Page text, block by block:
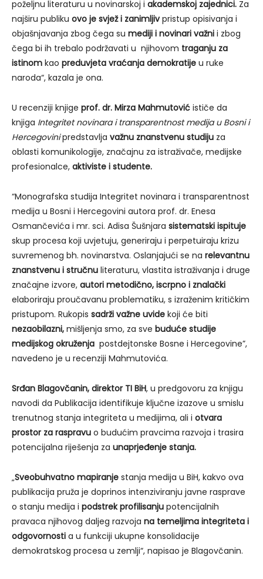
poželjnu literaturu u novinarskoj i akademskoj zajednici. Za
najširu publiku ovo je svjež i zanimljivpristup opisivanja i
objašnjavanja zbog čega su mediji i novinari važni i zbog
čega bi ih trebalo podržavati u njihovom traganju za
istinom kao preduvjeta vraćanja demokratije u ruke
naroda“, kazala je ona.
U recenziji knjige prof. dr. Mirza Mahmutović ističe da
knjiga Integritet novinara i transparentnost medija u Bosni i
Hercegovinipredstavlja važnu znanstvenu studiju za
oblasti komunikologije, značajnu za istraživače, medijske
profesionalce, aktiviste i studente.
“Monografska studija Integritet novinara i transparentnost
medija u Bosni i Hercegovini autora prof. dr. Enesa
Osmančevića i mr. sci. Adisa Šušnjara sistematski ispituje
skup procesa koji uvjetuju, generiraju i perpetuiraju krizu
suvremenog bh. novinarstva. Oslanjajući se na relevantnu
znanstvenu i stručnu literaturu, vlastita istraživanja i druge
značajne izvore, autori metodično, iscrpno i znalački
elaboriraju proučavanu problematiku, s izraženim kritičkim
pristupom. Rukopis sadrži važne uvide koji će biti
nezaobilazni, mišljenja smo, za sve buduće studije
medijskog okruženja postdejtonske Bosne i Hercegovine”,
navedeno je u recenziji Mahmutovića.
Srđan Blagovčanin, direktor TI BiH, u predgovoru za knjigu
navodi da Publikacija identifikuje ključne izazove u smislu
trenutnog stanja integriteta u medijima, ali i otvara
prostor za raspravu o budućim pravcima razvoja i trasira
potencijalna riješenja za unaprjeđenje stanja.
„Sveobuhvatno mapiranje stanja medija u BiH, kakvo ova
publikacija pruža je doprinos intenziviranju javne rasprave
o stanju medija i podstrek profilisanju potencijalnih
pravaca njihovog daljeg razvoja na temeljima integriteta i
odgovornosti a u funkciji ukupne konsolidacije
demokratskog procesa u zemlji“, napisao je Blagovčanin.